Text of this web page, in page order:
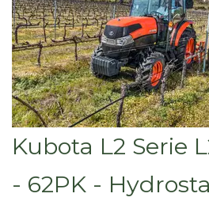
Kubota L2 Serie
- 62PK -